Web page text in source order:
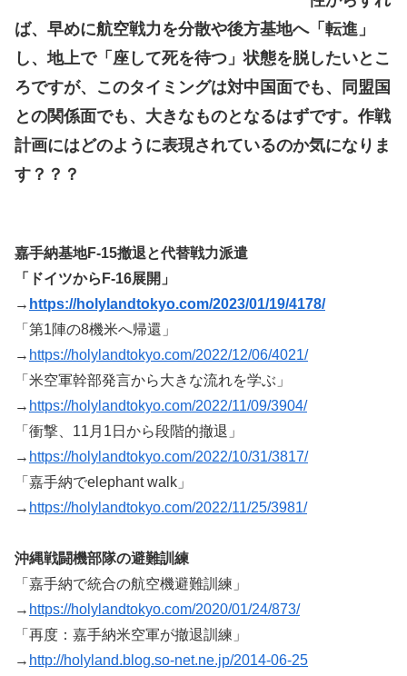
ば、早めに航空戦力を分散や後方基地へ「転進」
し、地上で「座して死を待つ」状態を脱したいとこ
ろですが、このタイミングは対中国面でも、同盟国
との関係面でも、大きなものとなるはずです。作戦
計画にはどのように表現されているのか気になりま
す？？？
嘉手納基地F-15撤退と代替戦力派遣
「ドイツからF-16展開」
→ https://holylandtokyo.com/2023/01/19/4178/
「第1陣の8機米へ帰還」
→ https://holylandtokyo.com/2022/12/06/4021/
「米空軍幹部発言から大きな流れを学ぶ」
→ https://holylandtokyo.com/2022/11/09/3904/
「衝撃、11月1日から段階的撤退」
→ https://holylandtokyo.com/2022/10/31/3817/
「嘉手納でelephant walk」
→ https://holylandtokyo.com/2022/11/25/3981/
沖縄戦闘機部隊の避難訓練
「嘉手納で統合の航空機避難訓練」
→ https://holylandtokyo.com/2020/01/24/873/
「再度：嘉手納米空軍が撤退訓練」
→ http://holyland.blog.so-net.ne.jp/2014-06-25